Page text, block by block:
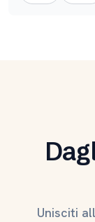
Unisciti